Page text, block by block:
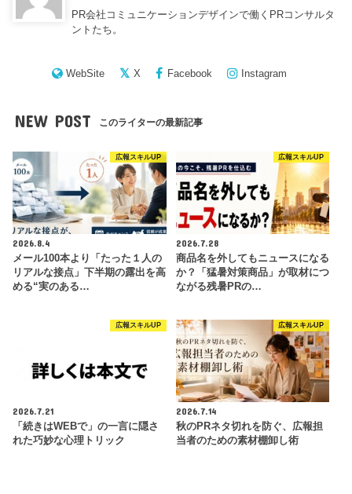
PR会社コミュニケーションデザインで働くPRコンサルタ
ントたち。
WebSite X Facebook Instagram
NEW POST このライターの最新記事
広報スキルUP
2026.8.4
メール100本より「たった１人の
リアルな接点」下半期の露出を高
める“実のある…
広報スキルUP
2026.7.28
商品名を外してもニュースになる
か？「猛暑対策商品」が取材につ
ながる残暑PRの…
広報スキルUP
2026.7.21
「続きはWEBで」の一言に隠さ
れた巧妙な心理トリック
広報スキルUP
2026.7.14
秋のPRネタ切れを防ぐ、広報担
当者のための素材棚卸し術